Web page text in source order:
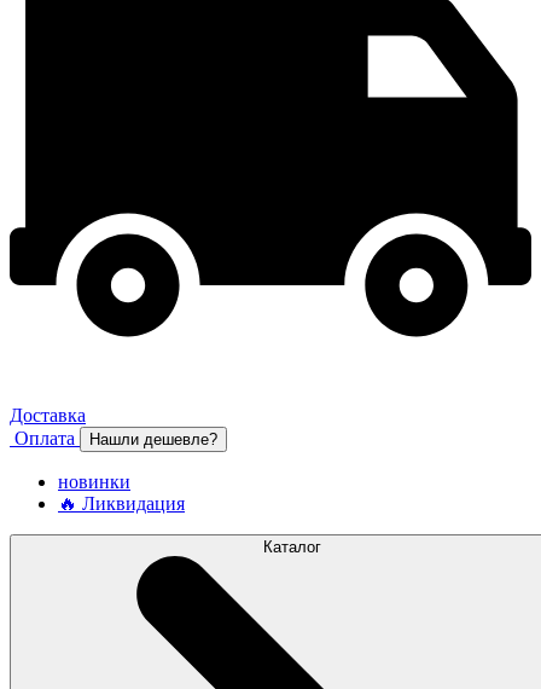
Доставка
Оплата
Нашли дешевле?
новинки
🔥 Ликвидация
Каталог